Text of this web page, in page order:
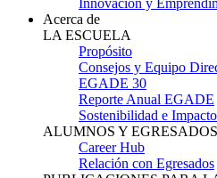
Innovación y
Acerca de
LA ESCUELA
Propósito
Consejos y Equipo
EGADE 30
Reporte Anual EGADE
Sostenibilidad e
ALUMNOS Y EGRESADOS
Career Hub
Relación con Egresados